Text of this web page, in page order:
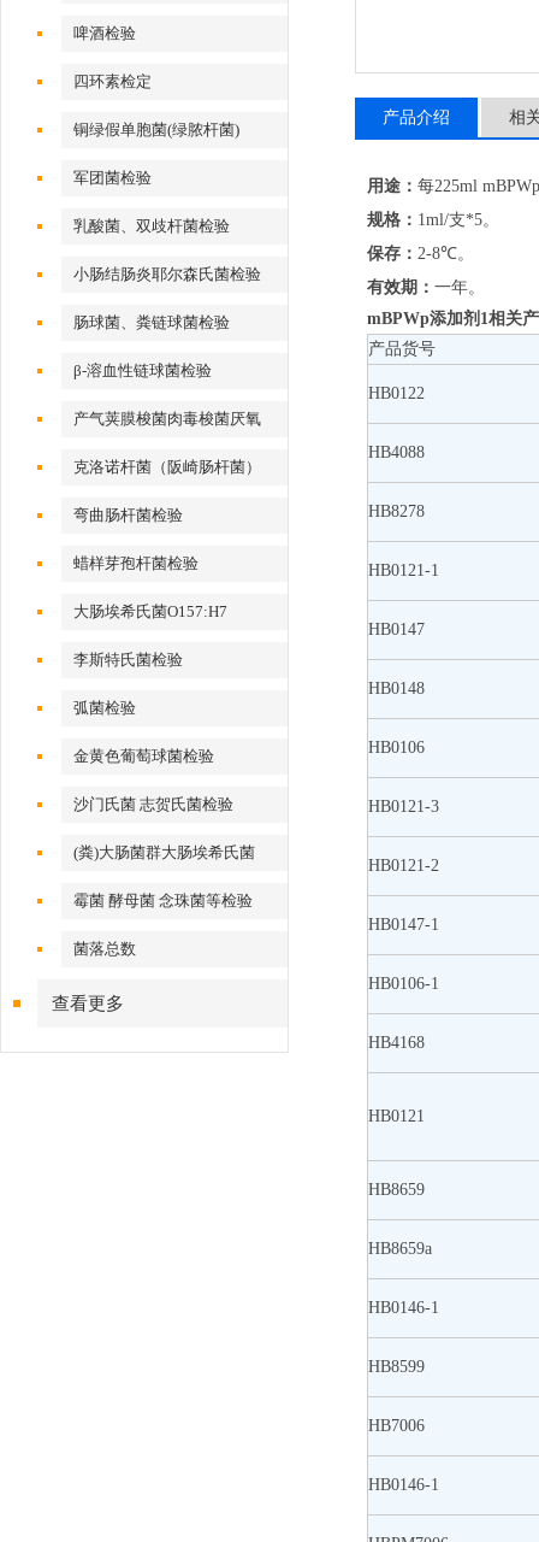
啤酒检验
四环素检定
铜绿假单胞菌(绿脓杆菌)
军团菌检验
乳酸菌、双歧杆菌检验
小肠结肠炎耶尔森氏菌检验
肠球菌、粪链球菌检验
β-溶血性链球菌检验
产气荚膜梭菌肉毒梭菌厌氧
克洛诺杆菌（阪崎肠杆菌）
弯曲肠杆菌检验
蜡样芽孢杆菌检验
大肠埃希氏菌O157:H7
李斯特氏菌检验
弧菌检验
金黄色葡萄球菌检验
沙门氏菌 志贺氏菌检验
(粪)大肠菌群大肠埃希氏菌
霉菌 酵母菌 念珠菌等检验
菌落总数
查看更多
产品介绍 相
用途： 每225ml
规格： 1ml/支*5。
保存： 2-8℃。
有效期： 一年。
mBPWp添加剂1相关
产品货号
HB0122
HB4088
HB8278
HB0121-1
HB0147
HB0148
HB0106
HB0121-3
HB0121-2
HB0147-1
HB0106-1
HB4168
HB0121
HB8659
HB8659a
HB0146-1
HB8599
HB7006
HB0146-1